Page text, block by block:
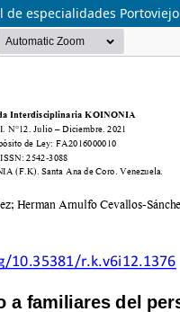
especialidades Portoviejo